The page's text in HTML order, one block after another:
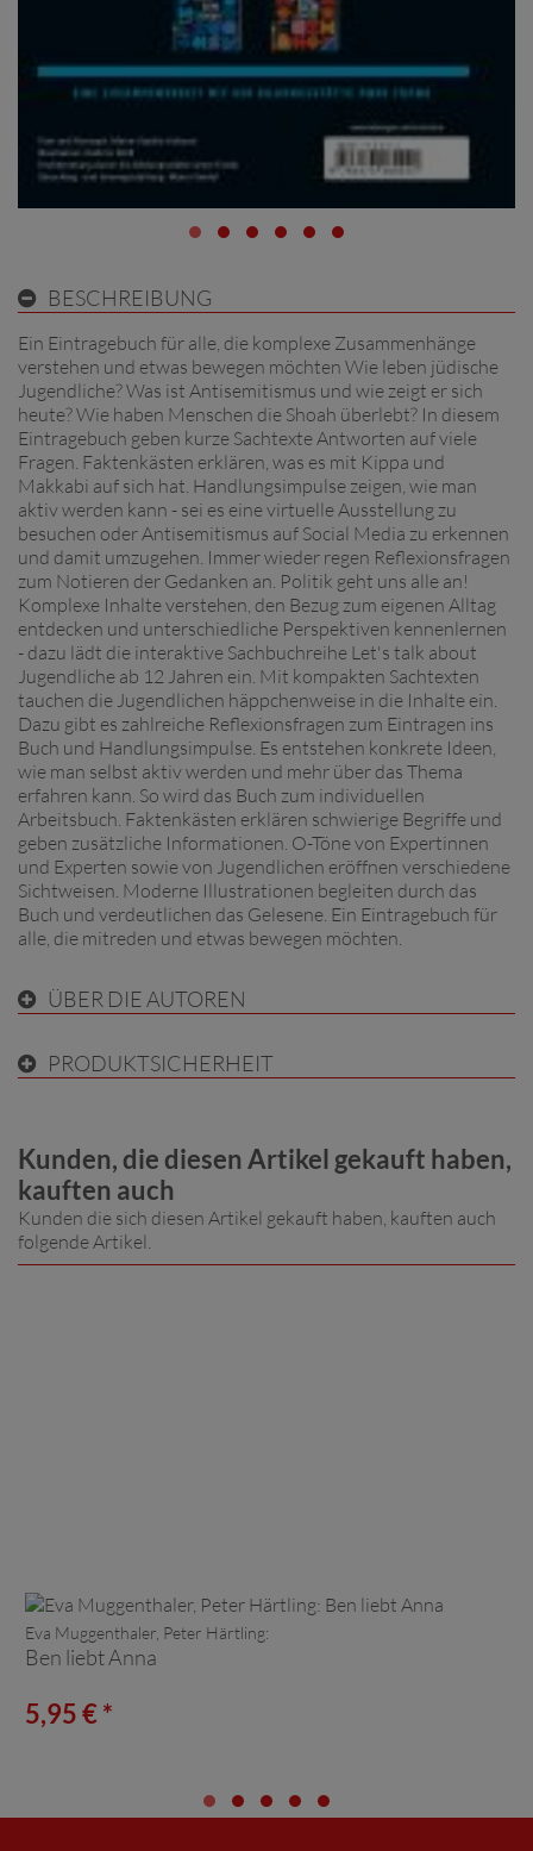
BESCHREIBUNG
Ein Eintragebuch für alle, die komplexe Zusammenhänge
verstehen und etwas bewegen möchten Wie leben jüdische
Jugendliche? Was ist Antisemitismus und wie zeigt er sich
heute? Wie haben Menschen die Shoah überlebt? In diesem
Eintragebuch geben kurze Sachtexte Antworten auf viele
Fragen. Faktenkästen erklären, was es mit Kippa und
Makkabi auf sich hat. Handlungsimpulse zeigen, wie man
aktiv werden kann - sei es eine virtuelle Ausstellung zu
besuchen oder Antisemitismus auf Social Media zu erkennen
und damit umzugehen. Immer wieder regen Reflexionsfragen
zum Notieren der Gedanken an. Politik geht uns alle an!
Komplexe Inhalte verstehen, den Bezug zum eigenen Alltag
entdecken und unterschiedliche Perspektiven kennenlernen
- dazu lädt die interaktive Sachbuchreihe Let's talk about
Jugendliche ab 12 Jahren ein. Mit kompakten Sachtexten
tauchen die Jugendlichen häppchenweise in die Inhalte ein.
Dazu gibt es zahlreiche Reflexionsfragen zum Eintragen ins
Buch und Handlungsimpulse. Es entstehen konkrete Ideen,
wie man selbst aktiv werden und mehr über das Thema
erfahren kann. So wird das Buch zum individuellen
Arbeitsbuch. Faktenkästen erklären schwierige Begriffe und
geben zusätzliche Informationen. O-Töne von Expertinnen
und Experten sowie von Jugendlichen eröffnen verschiedene
Sichtweisen. Moderne Illustrationen begleiten durch das
Buch und verdeutlichen das Gelesene. Ein Eintragebuch für
alle, die mitreden und etwas bewegen möchten.
ÜBER DIE AUTOREN
PRODUKTSICHERHEIT
Kunden, die diesen Artikel gekauft haben,
kauften auch
Kunden die sich diesen Artikel gekauft haben, kauften auch
folgende Artikel.
Eva Muggenthaler, Peter Härtling:
Ben liebt Anna
5,95 € *